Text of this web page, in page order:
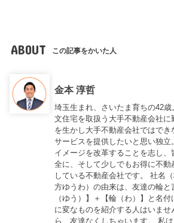
ABOUT この記事をかいた人
金本 淳哲
埼玉生まれ、さいたま育ちの42
文住宅を取扱う大手不動産会社
を生かし大手不動産会社ではで
サービスを提供したいと思い独
イメージを改革することを志し
全に、そして少しでもお得に不
している不動産会社です。 社名
方ゆうわ）の由来は、友達の輪
（ゆう）】＋【輪（わ）】と名
に変なものを紹介する人はいま
ら、友達なくしちゃいます。 私